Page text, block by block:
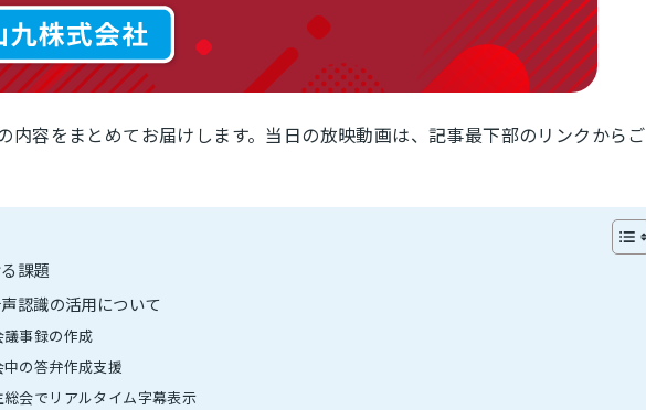
内容をまとめてお届けします。当日の放映動画は、記事最下部のリンクからご
課題
認識の活用について
事録の作成
の答弁作成支援
会でリアルタイム字幕表示